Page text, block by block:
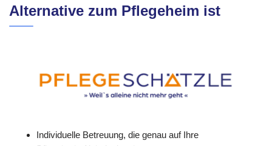
Alternative zum Pflegeheim ist
Individuelle Betreuung, die genau auf Ihre